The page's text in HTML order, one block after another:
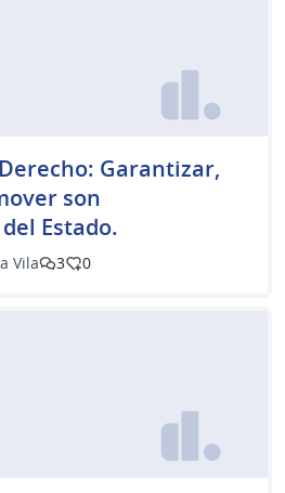
Garantizar,
son
del Estado.
Vila 3 0